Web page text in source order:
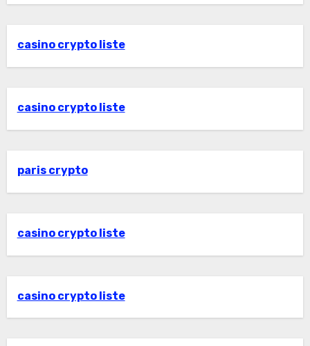
casino crypto liste
casino crypto liste
paris crypto
casino crypto liste
casino crypto liste